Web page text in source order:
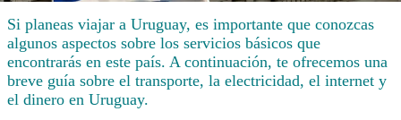
Si planeas viajar a Uruguay, es importante que conozcas
algunos aspectos sobre los servicios básicos que
encontrarás en este país. A continuación, te ofrecemos una
breve guía sobre el transporte, la electricidad, el internet y
el dinero en Uruguay.